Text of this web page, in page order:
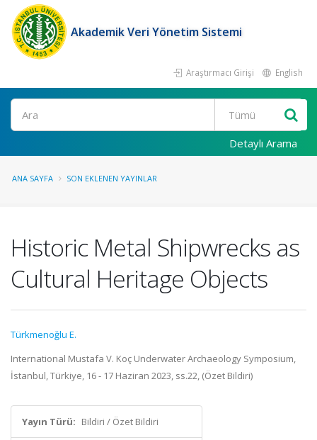
Akademik Veri Yönetim Sistemi
Araştırmacı Girişi English
Ara
Detaylı Arama
ANA SAYFA SON EKLENEN YAYINLAR
Historic Metal Shipwrecks as
Cultural Heritage Objects
Türkmenoğlu E.
International Mustafa V. Koç Underwater Archaeology Symposium,
İstanbul, Türkiye, 16 - 17 Haziran 2023, ss.22, (Özet Bildiri)
Yayın Türü: Bildiri / Özet Bildiri